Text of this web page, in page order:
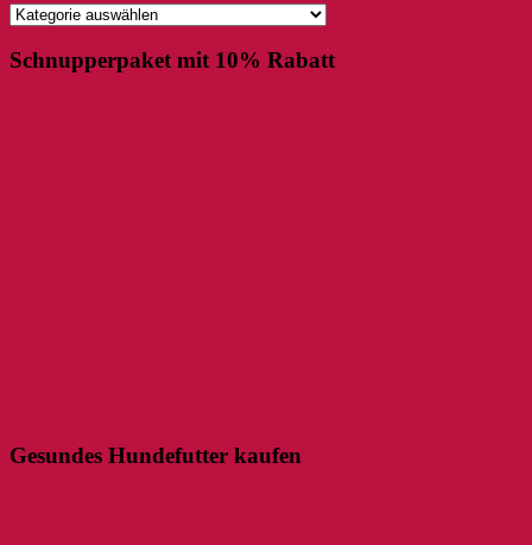
Kategorien
Schnupperpaket mit 10% Rabatt
Gesundes Hundefutter kaufen